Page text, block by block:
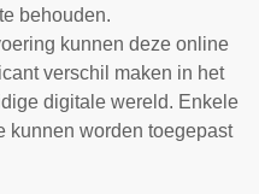
behouden.
kunnen deze online
verschil maken in het
digitale wereld. Enkele
kunnen worden toegepast